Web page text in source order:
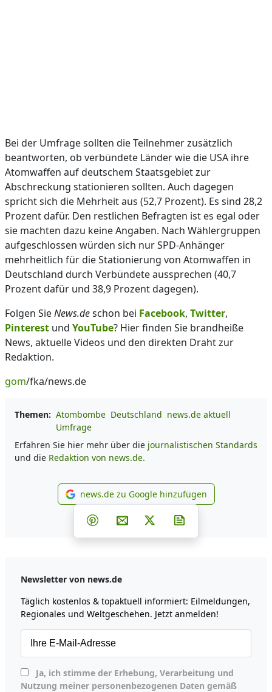
Bei der Umfrage sollten die Teilnehmer zusätzlich
beantworten, ob verbündete Länder wie die USA ihre
Atomwaffen auf deutschem Staatsgebiet zur
Abschreckung stationieren sollten. Auch dagegen
spricht sich die Mehrheit aus (52,7 Prozent). Es sind 28,2
Prozent dafür. Den restlichen Befragten ist es egal oder
sie machten dazu keine Angaben. Nach Wählergruppen
aufgeschlossen würden sich nur SPD-Anhänger
mehrheitlich für die Stationierung von Atomwaffen in
Deutschland durch Verbündete aussprechen (40,7
Prozent dafür und 38,9 Prozent dagegen).
Folgen SieNews.deschon bei Facebook, Twitter,
Pinterest und YouTube? Hier finden Sie brandheiße
News, aktuelle Videos und den direkten Draht zur
Redaktion.
gom/fka/news.de
Themen: Atombombe Deutschland news.de aktuell
Umfrage
Erfahren Sie hier mehr über die journalistischen Standards
und die Redaktion von news.de.
news.de zu Google
news.de zu Google hinzufügen
Teilen auf Facebook
Teilen auf Whatsapp
Teilen auf Telegram
Teilen auf Pinterest
Per E-Mail teilen
Post auf X
Newsletter von news.de
Täglich kostenlos & topaktuell informiert: Eilmeldungen,
Regionales und Weltgeschehen. Jetzt anmelden!
Nutzung meiner personenbezogenen Daten gemäß